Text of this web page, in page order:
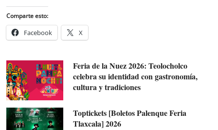
Comparte esto:
Facebook X
Feria de la Nuez 2026: Teolocholco
celebra su identidad con gastronomía,
cultura y tradiciones
Toptickets [Boletos Palenque Feria
Tlaxcala] 2026